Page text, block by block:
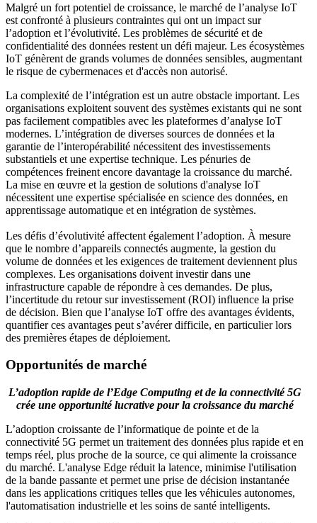
Malgré un fort potentiel de croissance, le marché de l’analyse IoT
est confronté à plusieurs contraintes qui ont un impact sur
l’adoption et l’évolutivité. Les problèmes de sécurité et de
confidentialité des données restent un défi majeur. Les écosystèmes
IoT génèrent de grands volumes de données sensibles, augmentant
le risque de cybermenaces et d'accès non autorisé.
La complexité de l’intégration est un autre obstacle important. Les
organisations exploitent souvent des systèmes existants qui ne sont
pas facilement compatibles avec les plateformes d’analyse IoT
modernes. L’intégration de diverses sources de données et la
garantie de l’interopérabilité nécessitent des investissements
substantiels et une expertise technique. Les pénuries de
compétences freinent encore davantage la croissance du marché.
La mise en œuvre et la gestion de solutions d'analyse IoT
nécessitent une expertise spécialisée en science des données, en
apprentissage automatique et en intégration de systèmes.
Les défis d’évolutivité affectent également l’adoption. À mesure
que le nombre d’appareils connectés augmente, la gestion du
volume de données et les exigences de traitement deviennent plus
complexes. Les organisations doivent investir dans une
infrastructure capable de répondre à ces demandes. De plus,
l’incertitude du retour sur investissement (ROI) influence la prise
de décision. Bien que l’analyse IoT offre des avantages évidents,
quantifier ces avantages peut s’avérer difficile, en particulier lors
des premières étapes de déploiement.
Opportunités de marché
L’adoption rapide de l’Edge Computing et de la connectivité 5G
crée une opportunité lucrative pour la croissance du marché
L’adoption croissante de l’informatique de pointe et de la
connectivité 5G permet un traitement des données plus rapide et en
temps réel, plus proche de la source, ce qui alimente la croissance
du marché. L'analyse Edge réduit la latence, minimise l'utilisation
de la bande passante et permet une prise de décision instantanée
dans les applications critiques telles que les véhicules autonomes,
l'automatisation industrielle et les soins de santé intelligents.